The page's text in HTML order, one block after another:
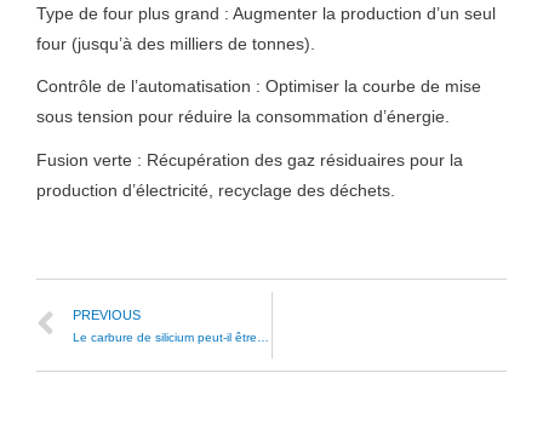
Type de four plus grand : Augmenter la production d’un seul
four (jusqu’à des milliers de tonnes).
Contrôle de l’automatisation : Optimiser la courbe de mise
sous tension pour réduire la consommation d’énergie.
Fusion verte : Récupération des gaz résiduaires pour la
production d’électricité, recyclage des déchets.
PREVIOUS